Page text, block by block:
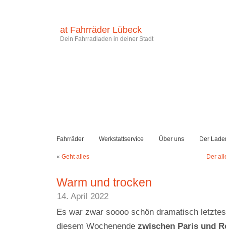
at Fahrräder Lübeck
Dein Fahrradladen in deiner Stadt
Fahrräder Werkstattservice Über uns Der
« Geht alles Der
Warm und trocken
14. April 2022
Es war zwar soooo schön dramatisch
diesem Wochenende zwischen Paris und